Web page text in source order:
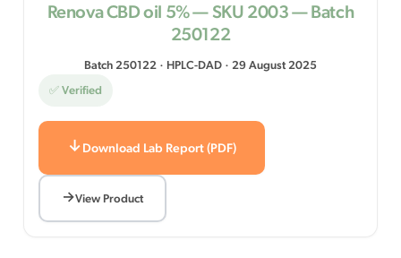
Renova CBD oil 5% — SKU 2003 — Batch
250122
Batch 250122 · HPLC-DAD · 29 August 2025
✅ Verified
Download Lab Report (PDF)
View Product